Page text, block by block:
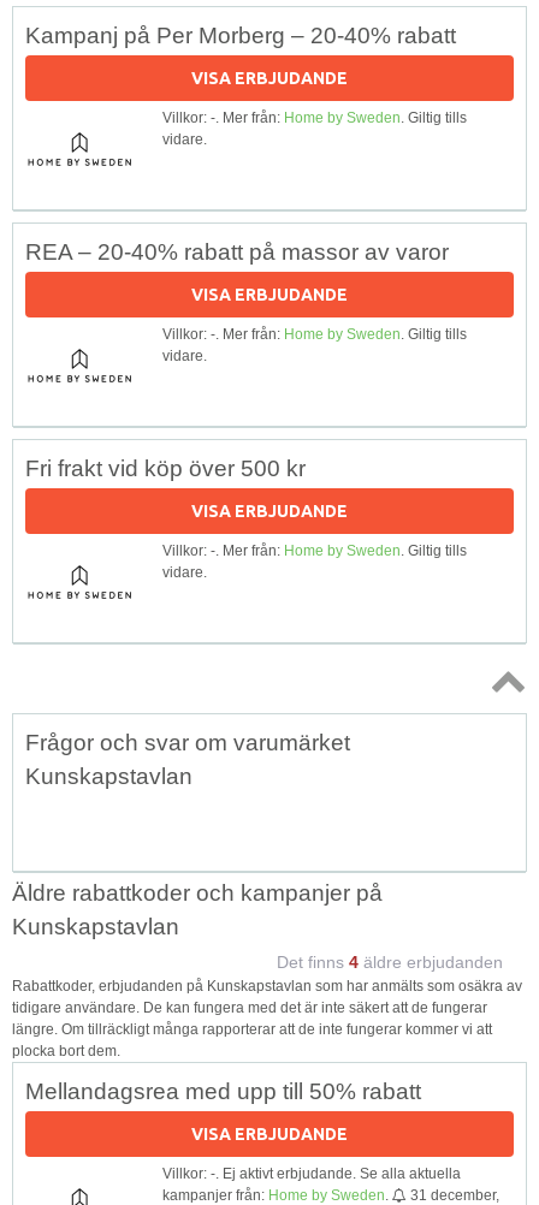
Kampanj på Per Morberg – 20-40% rabatt
VISA ERBJUDANDE
Villkor: -. Mer från: Home by Sweden. Giltig tills
vidare.
REA – 20-40% rabatt på massor av varor
VISA ERBJUDANDE
Villkor: -. Mer från: Home by Sweden. Giltig tills
vidare.
Fri frakt vid köp över 500 kr
VISA ERBJUDANDE
Villkor: -. Mer från: Home by Sweden. Giltig tills
vidare.
Topp
Frågor och svar om varumärket
Kunskapstavlan
Äldre rabattkoder och kampanjer på
Kunskapstavlan
Det finns 4 äldre erbjudanden
Rabattkoder, erbjudanden på Kunskapstavlan som har anmälts som osäkra av
tidigare användare. De kan fungera med det är inte säkert att de fungerar
längre. Om tillräckligt många rapporterar att de inte fungerar kommer vi att
plocka bort dem.
Mellandagsrea med upp till 50% rabatt
VISA ERBJUDANDE
Villkor: -. Ej aktivt erbjudande. Se alla aktuella
kampanjer från: Home by Sweden 31 december,